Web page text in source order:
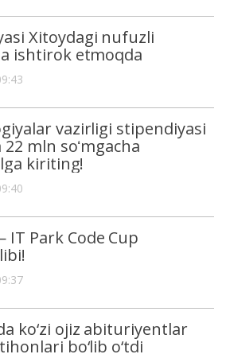
Xitoydagi nufuzli
ishtirok etmoqda
vazirligi stipendiyasi
22 mln soʻmgacha
kiriting!
Park Code Cup
ko‘zi ojiz abituriyentlar
bo‘lib o‘tdi